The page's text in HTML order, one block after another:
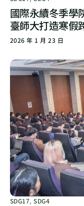
國際永續冬季學
臺師大打造寒假
2026 年 1 月 23 日
SDG17,SDG4